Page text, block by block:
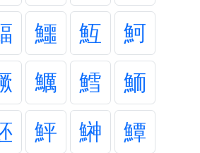
鱷 魱
魺
鱱 鱈
鮞
鮃 鰰
鱏